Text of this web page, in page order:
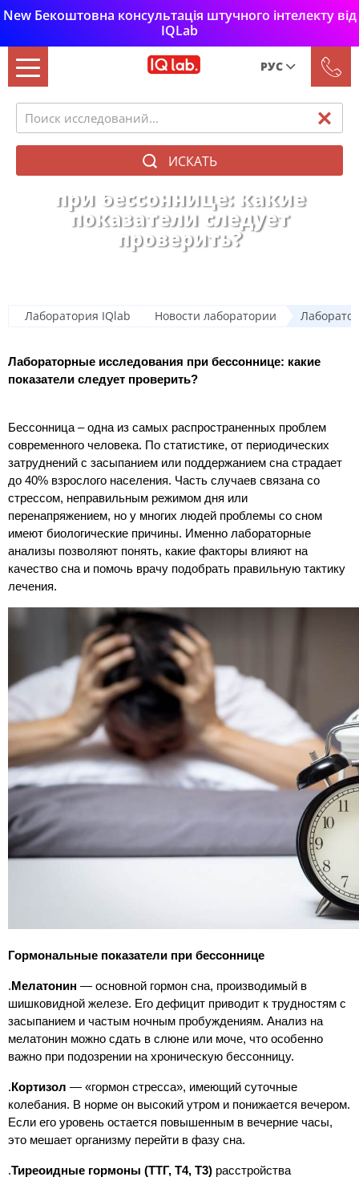
New Бекоштовна консультація штучного інтелекту від
IQLab
РУС
Укр
ИСКАТЬ
Лабораторные исследования
при бессоннице: какие
показатели следует
проверить?
Лаборатория IQlab Новости лаборатории
Лабораторные исследования при бессоннице: какие
показатели следует проверить?
Бессонница – одна из самых распространенных проблем
современного человека. По статистике, от периодических
затруднений с засыпанием или поддержанием сна страдает
до 40% взрослого населения. Часть случаев связана со
стрессом, неправильным режимом дня или
перенапряжением, но у многих людей проблемы со сном
имеют биологические причины. Именно лабораторные
анализы позволяют понять, какие факторы влияют на
качество сна и помочь врачу подобрать правильную тактику
лечения.
Гормональные показатели при бессоннице
.Мелатонин — основной гормон сна, производимый в
шишковидной железе. Его дефицит приводит к трудностям с
засыпанием и частым ночным пробуждениям. Анализ на
мелатонин можно сдать в слюне или моче, что особенно
важно при подозрении на хроническую бессонницу.
. Кортизол — «гормон стресса», имеющий суточные
колебания. В норме он высокий утром и понижается вечером.
Если его уровень остается повышенным в вечерние часы,
это мешает организму перейти в фазу сна.
.Тиреоидные гормоны (ТТГ, Т4, Т3) расстройства